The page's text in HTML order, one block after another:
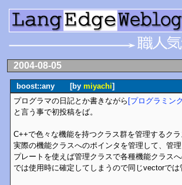
2004-08-05
boost::any [by miyachi]
プログラマの日記とか書きながら [プログラミン
と言う事で初投稿をば。
C++で色々な機能を持つクラス群を管理するク
実際の機能クラスへのポインタを管理して、管
プレートを使えば管理クラスで各種機能クラス
では使用時に確定してしまうので同じvectorで